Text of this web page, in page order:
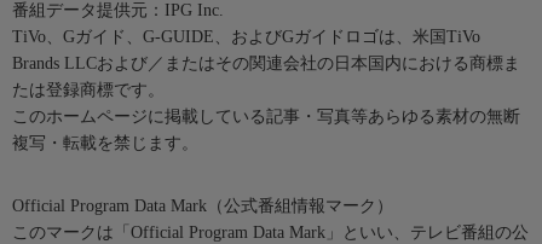
番組データ提供元：IPG Inc.
TiVo、Gガイド、G-GUIDE、およびGガイドロゴは、米国TiVo
Brands LLCおよび／またはその関連会社の日本国内における商標ま
たは登録商標です。
このホームページに掲載している記事・写真等あらゆる素材の無断
複写・転載を禁じます。
Official Program Data Mark（公式番組情報マーク）
このマークは「Official Program Data Mark」といい、テレビ番組の公